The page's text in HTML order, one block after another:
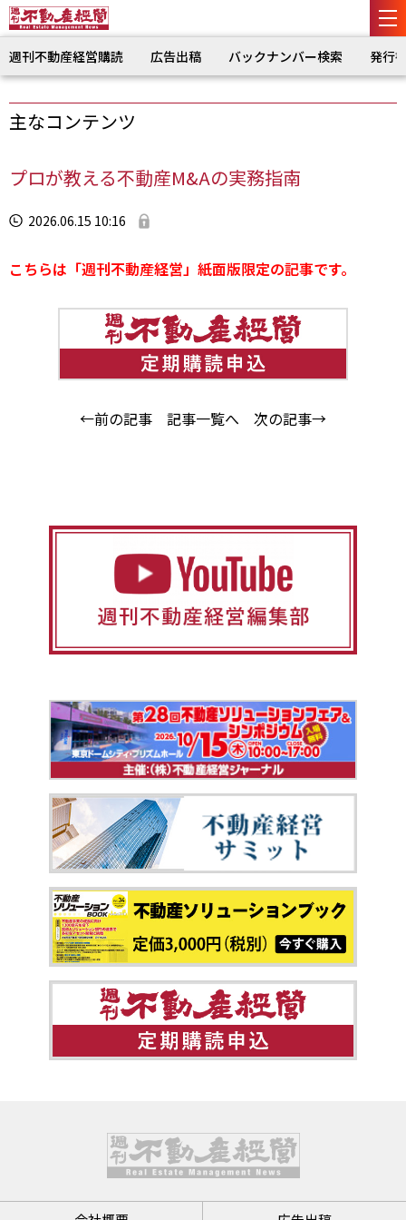
週刊不動産経営購読 広告出稿 バックナンバー検索 発行
主なコンテンツ
プロが教える不動産M&Aの実務指南
2026.06.15 10:16
こちらは「週刊不動産経営」紙面版限定の記事です。
←前の記事 記事一覧へ 次の記事→